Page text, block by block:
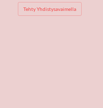
Tehty Yhdistysavaimella